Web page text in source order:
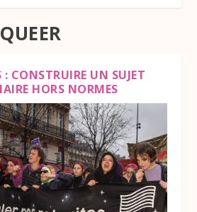
: CONSTRUIRE UN SUJET
HORS NORMES